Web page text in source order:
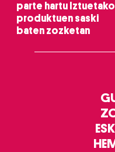
parte hartu Iztuetako
produktuen saski
baten zozketan